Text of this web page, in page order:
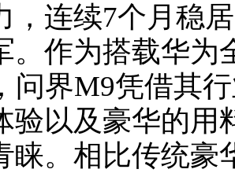
，连续7个月稳
。作为搭载华为
问界M9凭借其
验以及豪华的用
睐。相比传统